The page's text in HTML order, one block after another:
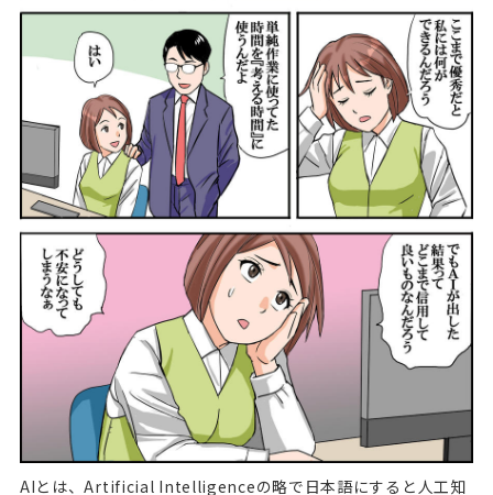
AIとは、Artificial Intelligenceの略で日本語にすると人工知